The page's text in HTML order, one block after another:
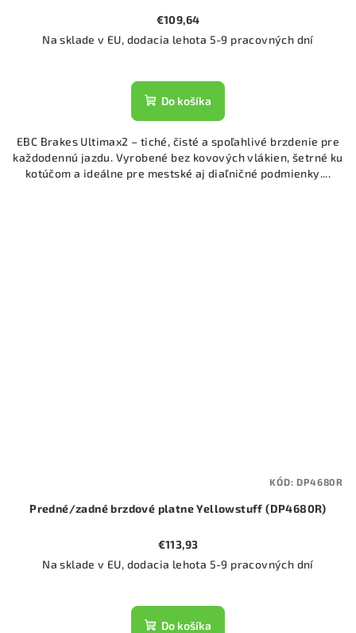
€109,64
Na sklade v EU, dodacia lehota 5-9 pracovných dní
Do košíka
EBC Brakes Ultimax2 – tiché, čisté a spoľahlivé brzdenie pre
každodennú jazdu. Vyrobené bez kovových vlákien, šetrné ku
kotúčom a ideálne pre mestské aj diaľničné podmienky....
Predné/zadné brzdové platne Yellowstuff (DP4680R)
€113,93
Na sklade v EU, dodacia lehota 5-9 pracovných dní
Do košíka
KÓD:DP4680R